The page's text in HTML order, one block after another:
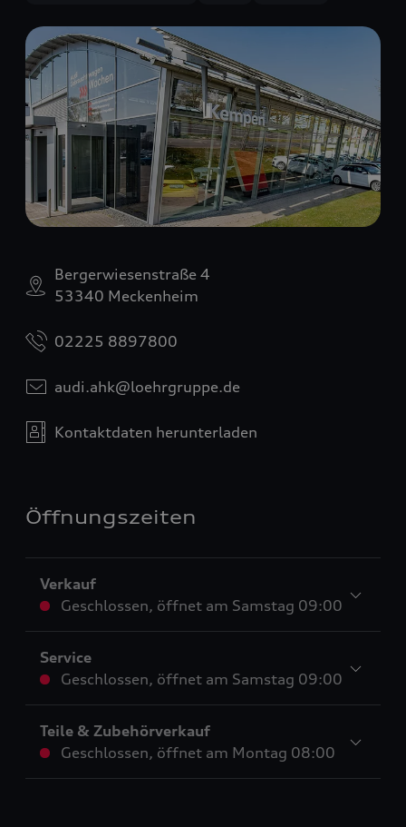
Bergerwiesenstraße 4
53340 Meckenheim
02225 8897800
audi.ahk@loehrgruppe.de
Kontaktdaten herunterladen
Öffnungszeiten
Verkauf
Geschlossen, öffnet am Samstag 09:00
Service
Geschlossen, öffnet am Samstag 09:00
Teile & Zubehörverkauf
Geschlossen, öffnet am Montag 08:00